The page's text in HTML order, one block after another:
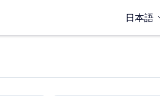
日本語